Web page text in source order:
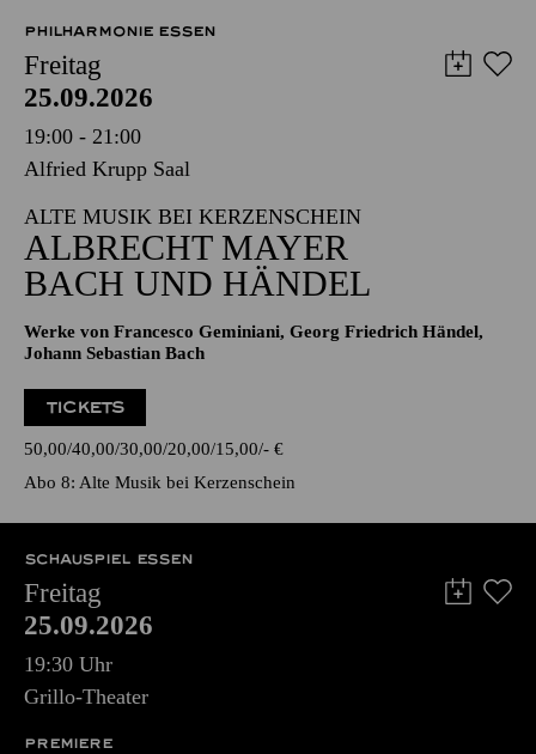
PHILHARMONIE ESSEN
Freitag
25.09.2026
19:00 - 21:00
Alfried Krupp Saal
ALTE MUSIK BEI KERZENSCHEIN
ALBRECHT MAYER
BACH UND HÄNDEL
Werke von Francesco Geminiani, Georg Friedrich Händel,
Johann Sebastian Bach
TICKETS
50,00 40,00 30,00 20,00 15,00 - €
Abo 8: Alte Musik bei Kerzenschein
SCHAUSPIEL ESSEN
Freitag
25.09.2026
19:30 Uhr
Grillo-Theater
PREMIERE